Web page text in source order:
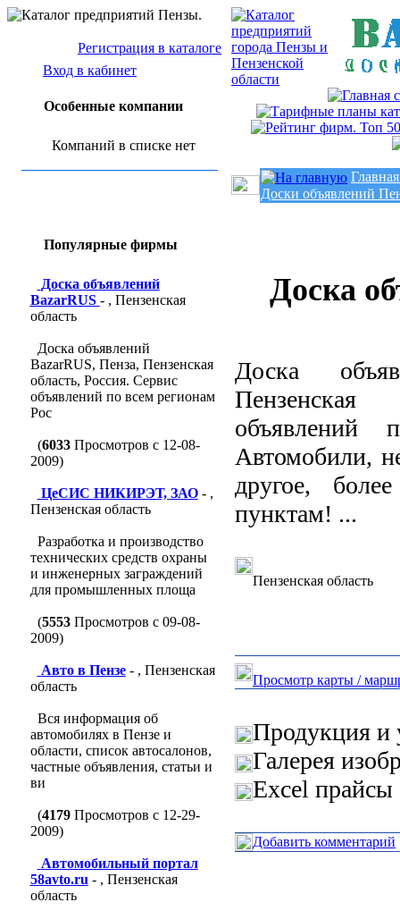
Регистрация в каталоге
Вход в кабинет
Особенные компании
Компаний в списке нет
Популярные фирмы
Доска объявлений
BazarRUS - , Пензенская
область
Доска объявлений
BazarRUS, Пенза, Пензенская
область, Россия. Сервис
объявлений по всем регионам
Рос
(6033Просмотров с 12-08-
2009)
ЦеСИС НИКИРЭТ, ЗАО- ,
Пензенская область
Разработка и производство
технических средств охраны
и инженерных заграждений
для промышленных площа
(5553Просмотров с 09-08-
2009)
Авто в Пензе- , Пензенская
область
Вся информация об
автомобилях в Пензе и
области, список автосалонов,
частные объявления, статьи и
ви
(4179Просмотров с 12-29-
2009)
Автомобильный портал
58avto.ru - , Пензенская
область
Главная
Доски объявлений
Доска
Доска
Пензенская
объявлений
Автомобили,
другое,
пунктам! ...
Пензенская область
Просмотр карты /
Продукция и
Галерея
Excel
Добавить комментарий